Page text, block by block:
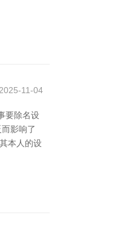
2025-11-04
要除名设
影响了
本人的设